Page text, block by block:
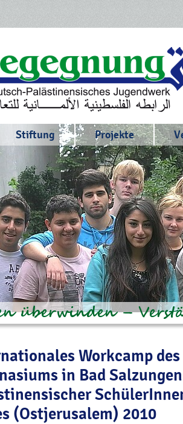
Stiftung Projekte
Workcamp
in Bad
(Ostjerusalem) 2010